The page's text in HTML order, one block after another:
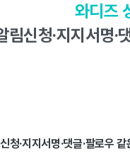
와디즈
림신청·지지서명·
청·지지서명·댓글·팔로우